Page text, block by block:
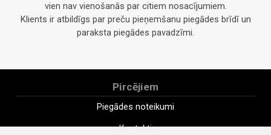
vien nav vienošanās par citiem nosacījumiem.
Klients ir atbildīgs par preču pieņemšanu piegādes brīdī un
paraksta piegādes pavadzīmi.
Pircējiem
Piegādes noteikumi
Kontakti